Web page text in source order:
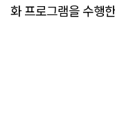
화 프로그램을 수행